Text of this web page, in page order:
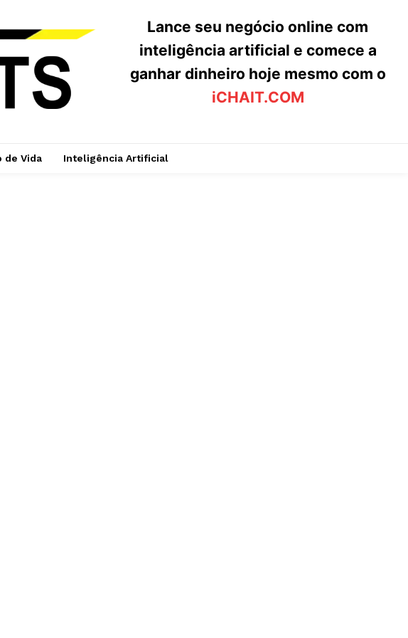
Lance seu negócio online com
inteligência artificial e comece a
ganhar dinheiro hoje mesmo com o
iCHAIT.COM
de Vida Inteligência Artificial